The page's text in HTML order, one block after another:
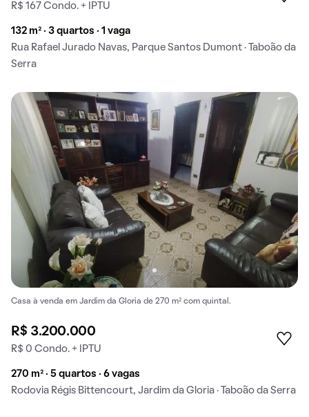
R$ 167 Condo. + IPTU
132 m² · 3 quartos · 1 vaga
Rua Rafael Jurado Navas, Parque Santos Dumont · Taboão da
Serra
Casa à venda em Jardim da Gloria de 270 m² com quintal.
R$ 3.200.000
R$ 0 Condo. + IPTU
270 m² · 5 quartos · 6 vagas
Rodovia Régis Bittencourt, Jardim da Gloria · Taboão da Serra